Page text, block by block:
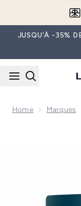
JUSQU'À -35%
Home Marques